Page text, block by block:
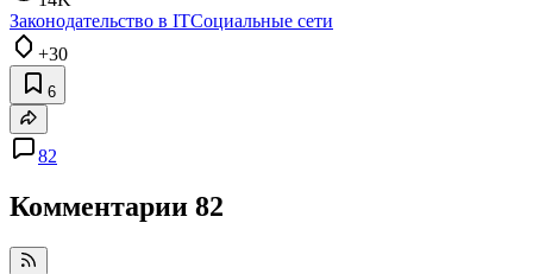
Законодательство в ITСоциальные сети
+30
6
82
Комментарии 82